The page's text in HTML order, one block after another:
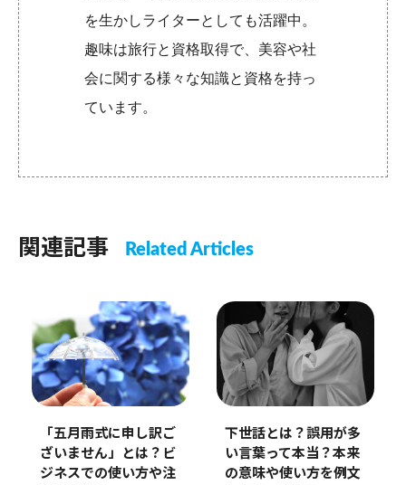
を生かしライターとしても活躍中。
趣味は旅行と資格取得で、美容や社
会に関する様々な知識と資格を持っ
ています。
関連記事 Related Articles
「五月雨式に申し訳ご
ざいません」とは？ビ
ジネスでの使い方や注
下世話とは？誤用が多
い言葉って本当？本来
の意味や使い方を例文